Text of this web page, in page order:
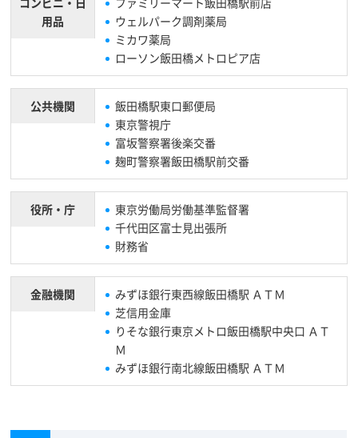
用品
ウェルパーク調剤薬局
ミカワ薬局
ローソン飯田橋メトロピア店
公共機関
飯田橋駅東口郵便局
東京警視庁
富坂警察署後楽交番
麹町警察署飯田橋駅前交番
役所・庁
東京労働局労働基準監督署
千代田区富士見出張所
財務省
金融機関
みずほ銀行東西線飯田橋駅 ＡＴＭ
芝信用金庫
りそな銀行東京メトロ飯田橋駅中央口 ＡＴ
Ｍ
みずほ銀行南北線飯田橋駅 ＡＴＭ